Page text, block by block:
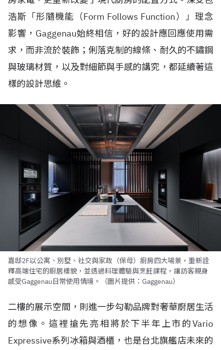
浩斯「形隨機能（Form Follows Function）」理念
影響，Gaggenau始終相信，好的設計應回應使用需
求，而非流於裝飾；俐落克制的線條、耐久的不鏽鋼
與玻璃材質，以及對細節與手感的講究，都延續著這
樣的設計思維。
嘉邸2F以公寓、別墅、社交與家政（保母）廚房四大場景，重新詮
釋高端住宅的廚居樣貌，並透過料理體驗與烹飪課程，讓訪客親身
感受Gaggenau日常使用情境。（圖片提供：Gaggenau）
二樓的展示空間，則進一步勾勒品牌對奢華廚居生活
的想像。這裡搶先亮相將於下半年上市的Vario
Expressive系列冰箱與酒櫃，也是台北旗艦店未來的